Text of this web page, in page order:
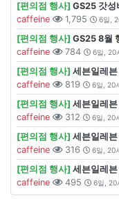
[편의점 행사] GS25 갓성
caffeine
1,795 6일,
[편의점 행사] GS25 8월
caffeine
784 6일, 20
[편의점 행사] 세븐일레
caffeine
819 6일, 20
[편의점 행사] 세븐일레
caffeine
312 6일, 20
[편의점 행사] 세븐일레
caffeine
316 6일, 20
[편의점 행사] 세븐일레
caffeine
495 6일, 20